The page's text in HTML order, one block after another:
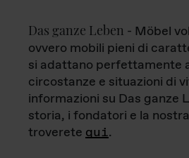
Das ganze Leben - Möbel
ovvero mobili pieni di
si adattano perfettamente
circostanze e situazioni di
informazioni su Das ganze
storia, i fondatori e la
troverete qui.